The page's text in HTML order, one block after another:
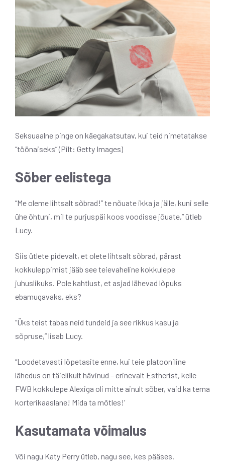
Seksuaalne pinge on käegakatsutav, kui teid nimetatakse
“töönaiseks” (Pilt: Getty Images)
Sõber eelistega
“Me oleme lihtsalt sõbrad!” te nõuate ikka ja jälle, kuni selle
ühe õhtuni, mil te purjuspäi koos voodisse jõuate,” ütleb
Lucy.
Siis ütlete pidevalt, et olete lihtsalt sõbrad, pärast
kokkuleppimist jääb see teievaheline kokkulepe
juhuslikuks. Pole kahtlust, et asjad lähevad lõpuks
ebamugavaks, eks?
“Üks teist tabas neid tundeid ja see rikkus kasu ja
sõpruse,” lisab Lucy.
“Loodetavasti lõpetasite enne, kui teie platooniline
lähedus on täielikult hävinud – erinevalt Estherist, kelle
FWB kokkulepe Alexiga oli mitte ainult sõber, vaid ka tema
korterikaaslane! Mida ta mõtles!’
Kasutamata võimalus
Või nagu Katy Perry ütleb, nagu see, kes pääses.